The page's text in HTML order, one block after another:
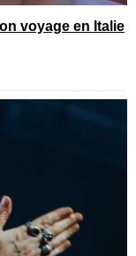
voyage en Italie